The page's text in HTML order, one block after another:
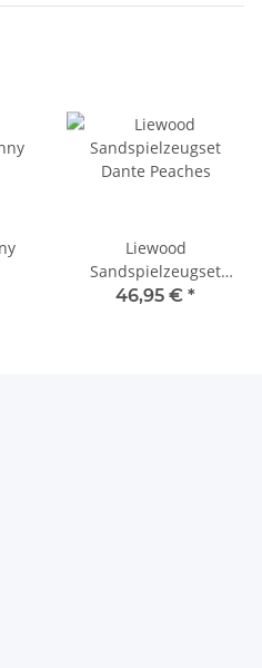
Liewood
Sandspielzeugset
Dante Peaches
46,95 € *